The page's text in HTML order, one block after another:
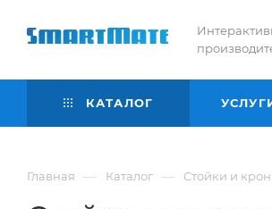
КАТАЛОГ
Главная — Каталог — Стойки и